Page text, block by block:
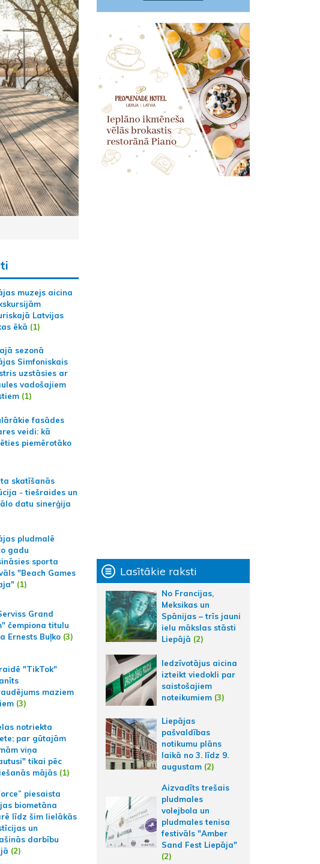
muzejs aicina
Latvijas
ēkā (1)
sezonā
Simfoniskais
uzstāsies ar
vadošajiem
(1)
fasādes
veidi: kā
piemērotāko
skatīšanās
- tiešraides un
datu sinerģija
pludmalē
gadu
sporta
"Beach Games
(1)
Grand
čempiona titulu
Ernests Buļko(3)
"TikTok"
maziem
(3)
notriekta
par gūtajām
viņa
tikai pēc
mājās(1)
piesaista
biometāna
līdz šim lielākās
un
darbību
(2)
Lasītākie raksti
No Francijas,
Meksikas un
Spānijas – trīs jauni
ielu mākslas stāsti
Liepājā (2)
Iedzīvotājus aicina
izteikt viedokli par
saistošajiem
noteikumiem (3)
Liepājas
pašvaldības
notikumu plāns
laikā no 3. līdz 9.
augustam (2)
Aizvadīts trešais
pludmales
volejbola un
pludmales tenisa
festivāls "Amber
Sand Fest Liepāja"
(2)